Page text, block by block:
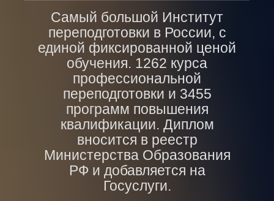
Самый большой Институт
переподготовки в России, с
единой фиксированной ценой
обучения. 1262 курса
профессиональной
переподготовки и 3455
программ повышения
квалификации. Диплом
вносится в реестр
Министерства Образования
РФ и добавляется на
Госуслуги.